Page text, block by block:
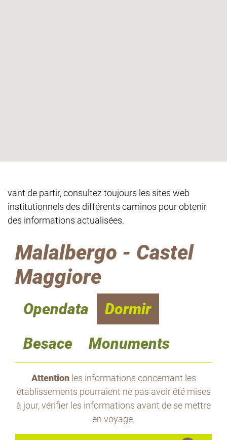
vant de partir, consultez toujours les sites web
institutionnels des différents caminos pour obtenir
des informations actualisées.
Malalbergo - Castel
Maggiore
Opendata
Dormir
Besace
Monuments
Attentionles informations concernant les
établissements pourraient ne pas avoir été mises
à jour, vérifier les informations avant de se mettre
en voyage.